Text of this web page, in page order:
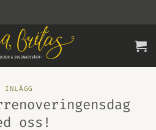
INLÄGG
oss!